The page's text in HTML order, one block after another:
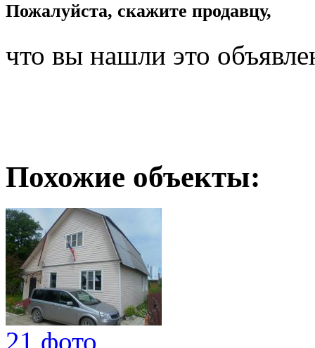
Пожалуйста, скажите продавцу,
что вы нашли это
Похожие объекты:
21 фото